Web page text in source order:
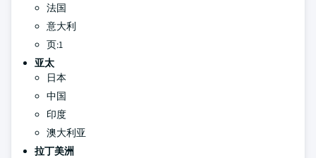
法国
意大利
页:1
亚太
日本
中国
印度
澳大利亚
拉丁美洲